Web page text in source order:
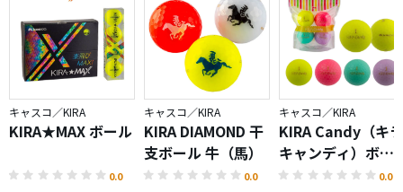
キャスコ／KIRA
KIRA★MAX ボール
0.0
キャスコ／KIRA
KIRA DIAMOND 干
支ボール 牛（馬）
0.0
キャスコ／KIRA
KIRA Candy（キラ
キャンディ）ボー
ル
0.0